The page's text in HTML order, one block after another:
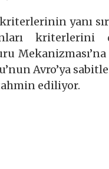
kriterlerinin yanı
kriterlerini
Avro’ya
ediliyor.